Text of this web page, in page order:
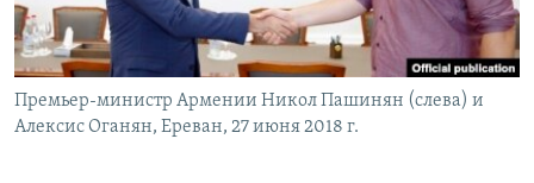
Հայերեն
English
Русский
Премьер-министр Армении Никол Пашинян (слева) и
Алексис Оганян, Ереван, 27 июня 2018 г.